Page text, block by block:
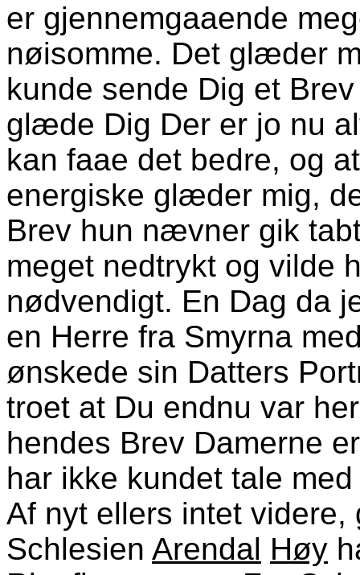
er gjennemgaaende
nøisomme. Det glæder
kunde sende Dig et
glæde Dig Der er jo nu
kan faae det bedre, og
energiske glæder mig,
Brev hun nævner gik
meget nedtrykt og vilde
nødvendigt. En Dag da
en Herre fra Smyrna
ønskede sin Datters
troet at Du endnu var
hendes Brev Damerne
har ikke kundet tale
Af nyt ellers intet videre,
Schlesien Arendal Høy